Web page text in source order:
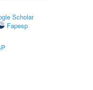
Scholar
Fapesp